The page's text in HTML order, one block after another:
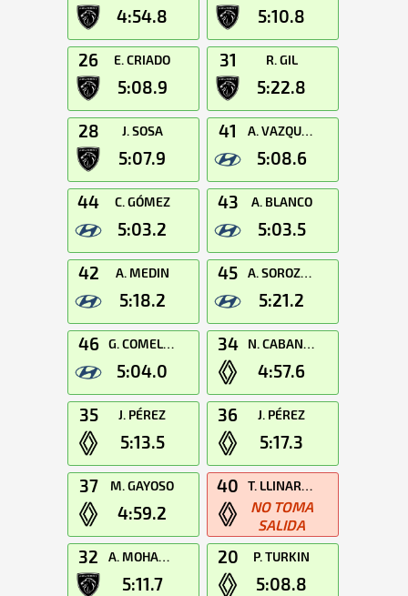
4:54.8 5:10.8
26 E. CRIADO
5:08.9
31 R. GIL
5:22.8
28 J. SOSA
5:07.9
41 A. VAZQUEZ
5:08.6
44 C. GÓMEZ
5:03.2
43 A. BLANCO
5:03.5
42 A. MEDIN
5:18.2
45 A. SOROZABAL
5:21.2
46 G. COMELLAS
5:04.0
34 N. CABANES
4:57.6
35 J. PÉREZ
5:13.5
36 J. PÉREZ
5:17.3
37 M. GAYOSO
4:59.2
40 T. LLINARES
NO TOMA
SALIDA
32 A. MOHAMMED
5:11.7
20 P. TURKIN
5:08.8